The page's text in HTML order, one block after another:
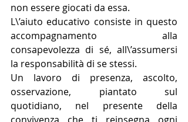
non essere giocati da essa.
L\’aiuto educativo consiste in questo
accompagnamento alla
consapevolezza di sé, all\’assumersi
la responsabilità di se stessi.
Un lavoro di presenza, ascolto,
osservazione, piantato sul
quotidiano, nel presente della